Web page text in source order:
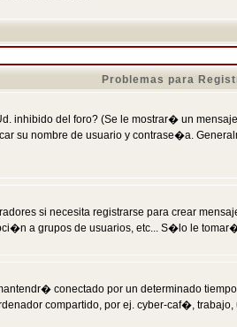
Problemas para
inhibido del foro? (Se le mostrar� un
su nombre de usuario y contrase�a.
si necesita registrarse para crear
a grupos de usuarios, etc... S�lo le
conectado por un determinado
compartido, por ej. cyber-caf�, trabajo,